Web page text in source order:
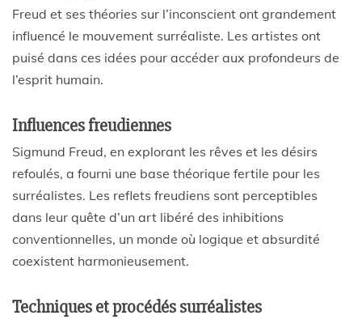
Freud et ses théories sur l’inconscient ont grandement
influencé le mouvement surréaliste. Les artistes ont
puisé dans ces idées pour accéder aux profondeurs de
l’esprit humain.
Influences freudiennes
Sigmund Freud, en explorant les rêves et les désirs
refoulés, a fourni une base théorique fertile pour les
surréalistes. Les reflets freudiens sont perceptibles
dans leur quête d’un art libéré des inhibitions
conventionnelles, un monde où logique et absurdité
coexistent harmonieusement.
Techniques et procédés surréalistes